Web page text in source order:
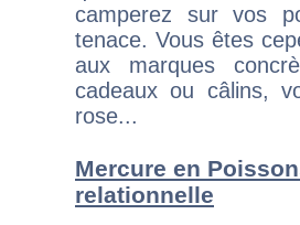
camperez sur vos
tenace. Vous êtes
aux marques
cadeaux ou câlins,
rose...
Mercure en
relationnelle